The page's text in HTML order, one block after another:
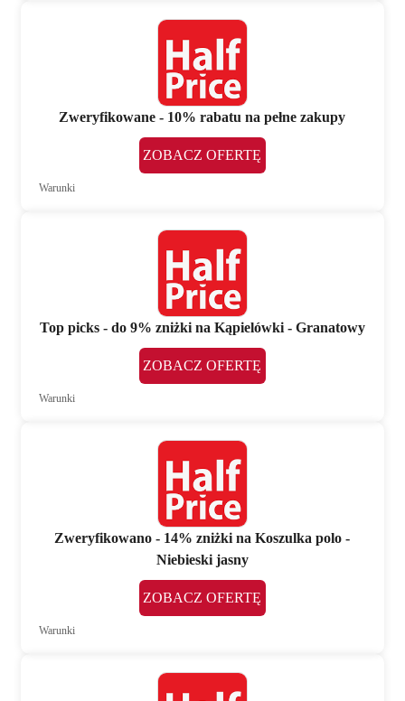
Zweryfikowane - 10% rabatu na pełne zakupy
ZOBACZ OFERTĘ
Warunki
Top picks - do 9% zniżki na Kąpielówki - Granatowy
ZOBACZ OFERTĘ
Warunki
Zweryfikowano - 14% zniżki na Koszulka polo -
Niebieski jasny
ZOBACZ OFERTĘ
Warunki